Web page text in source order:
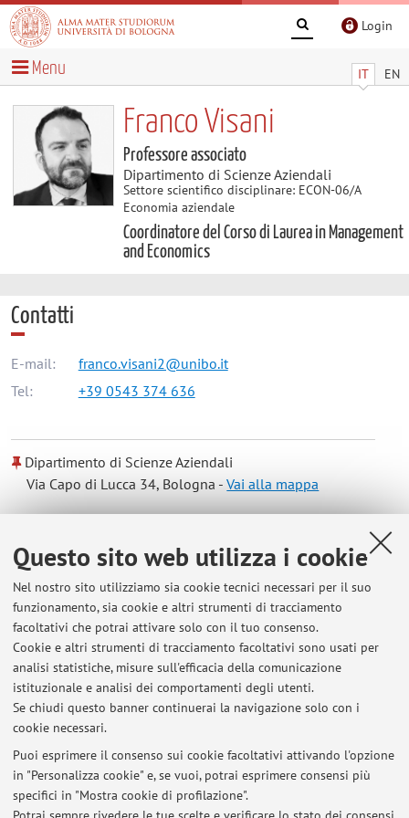
Questo sito web utilizza i cookie
Nel nostro sito utilizziamo sia cookie tecnici necessari per il suo
funzionamento, sia cookie e altri strumenti di tracciamento
facoltativi che potrai attivare solo con il tuo consenso.
Cookie e altri strumenti di tracciamento facoltativi sono usati per
analisi statistiche, misure sull'efficacia della comunicazione
istituzionale e analisi dei comportamenti degli utenti.
Se chiudi questo banner continuerai la navigazione solo con i
cookie necessari.
Puoi esprimere il consenso sui cookie facoltativi attivando l'opzione
in "Personalizza cookie" e, se vuoi, potrai esprimere consensi più
specifici in "Mostra cookie di profilazione".
Login
IT EN
Menu
Franco Visani
Professore associato
Dipartimento di Scienze Aziendali
Settore scientifico disciplinare: ECON-06/A
Economia aziendale
Coordinatore del Corso di Laurea in Management
and Economics
Contatti
E-mail:
franco.visani2@unibo.it
Tel:
+39 0543 374 636
Dipartimento di Scienze Aziendali
Via Capo di Lucca 34, Bologna -Vai alla mappa
Risorse in rete
ORCID
Orario di ricevimento
Accordarsi via mail per ricevimento su MS Teams
Ultimi avvisi